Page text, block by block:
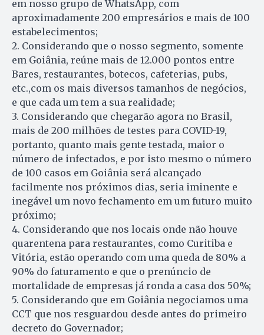
em nosso grupo de WhatsApp, com
aproximadamente 200 empresários e mais de 100
estabelecimentos;
2. Considerando que o nosso segmento, somente
em Goiânia, reúne mais de 12.000 pontos entre
Bares, restaurantes, botecos, cafeterias, pubs,
etc.,com os mais diversos tamanhos de negócios,
e que cada um tem a sua realidade;
3. Considerando que chegarão agora no Brasil,
mais de 200 milhões de testes para COVID-19,
portanto, quanto mais gente testada, maior o
número de infectados, e por isto mesmo o número
de 100 casos em Goiânia será alcançado
facilmente nos próximos dias, seria iminente e
inegável um novo fechamento em um futuro muito
próximo;
4. Considerando que nos locais onde não houve
quarentena para restaurantes, como Curitiba e
Vitória, estão operando com uma queda de 80% a
90% do faturamento e que o prenúncio de
mortalidade de empresas já ronda a casa dos 50%;
5. Considerando que em Goiânia negociamos uma
CCT que nos resguardou desde antes do primeiro
decreto do Governador;